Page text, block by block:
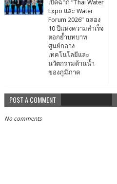
เปิดฉาก “Thai Water
Expo และ Water
Forum 2026” ฉลอง
10 ปีแห่งความสำเร็จ
ตอกย้ำบทบาท
ศูนย์กลาง
เทคโนโลยีและ
นวัตกรรมด้านน้ำ
ของภูมิภาค
POST A COMMENT
No comments